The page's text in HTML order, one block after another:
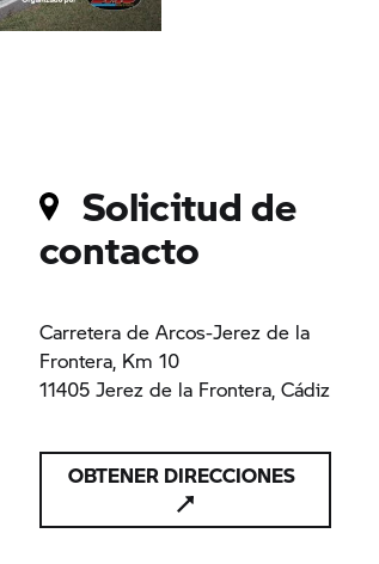
Solicitud de
contacto
Carretera de Arcos-Jerez de la
Frontera, Km 10
11405 Jerez de la Frontera, Cádiz
OBTENER DIRECCIONES